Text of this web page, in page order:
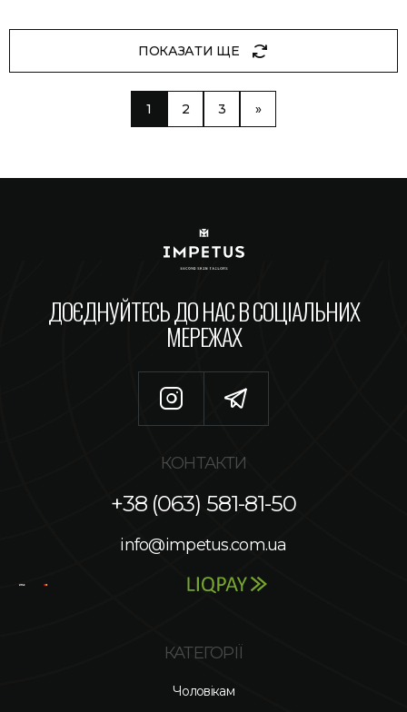
ПОКАЗАТИ ЩЕ
1 2 3 »
ДОЄДНУЙТЕСЬ ДО НАС В СОЦІАЛЬНИХ
МЕРЕЖАХ
КОНТАКТИ
+38 (063) 581-81-50
info@impetus.com.ua
КАТЕГОРІЇ
Чоловікам